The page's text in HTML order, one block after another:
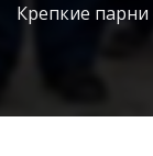
Крепкие парни